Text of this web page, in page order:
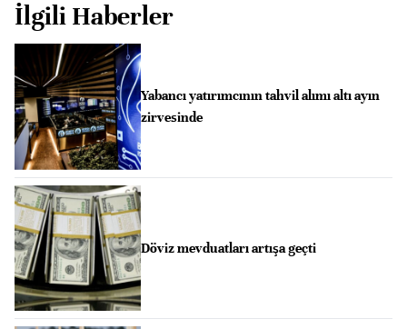
İlgili Haberler
Yabancı yatırımcının tahvil alımı altı ayın
zirvesinde
Döviz mevduatları artışa geçti